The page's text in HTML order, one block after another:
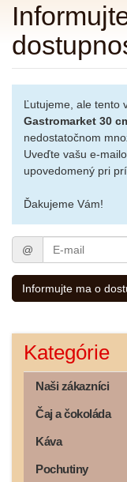
Ľutujeme, ale tento
Gastromarket 30
nedostatočnom
Uveďte vašu e-
upovedomený pri
Ďakujeme Vám!
mail
@
Informujte ma o
Kategórie
Naši zákazníci
Čaj a čokoláda
Káva
Pochutiny